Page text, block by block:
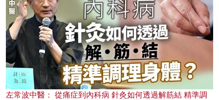
左常波中醫： 從痛症到內科病 針灸如何透過解筋結 精準調